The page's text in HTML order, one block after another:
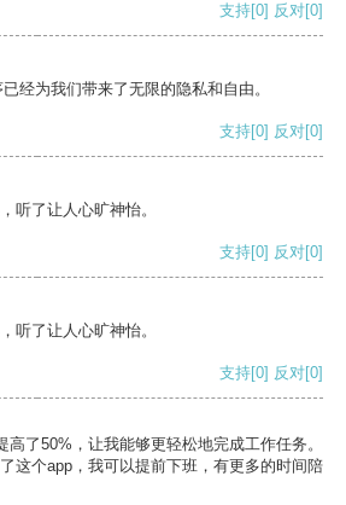
支持[0] 反对[0]
经为我们带来了无限的隐私和自由。
支持[0] 反对[0]
听了让人心旷神怡。
支持[0] 反对[0]
听了让人心旷神怡。
支持[0] 反对[0]
了50%，让我能够更轻松地完成工作任务。
这个app，我可以提前下班，有更多的时间陪